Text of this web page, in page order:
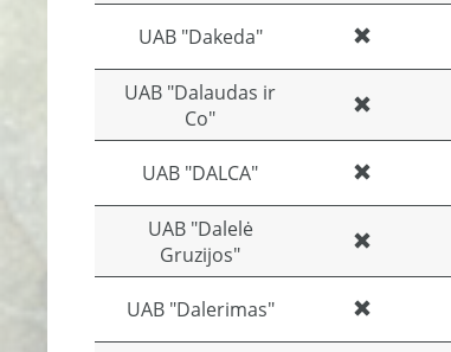
UAB "Dakeda"
UAB "Dalaudas ir
Co"
UAB "DALCA"
UAB "Dalelė
Gruzijos"
UAB "Dalerimas"